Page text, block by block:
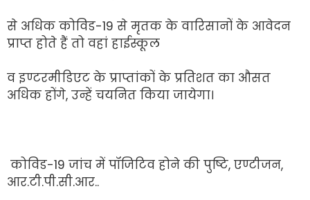
से अधिक कोविड-19 से मृतक के वारिसानों के आवेदन
प्राप्त होते हैं तो वहां हाईस्कूल
व इण्टरमीडिएट के प्राप्तांकों के प्रतिशत का औसत
अधिक होंगे, उन्हें चयनित किया जायेगा।
कोविड-19 जांच में पॉजिटिव होने की पुष्टि, एण्टीजन,
आर.टी.पी.सी.आर..